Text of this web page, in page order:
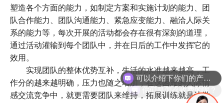
塑造各个方面的能力，如制定方案和实施计划的能力、团
队合作能力、团队沟通能力、紧急应变能力、融洽人际关
系的能力等，每次开展的活动都会存在很有深刻的道理，
通过活动灌输到每个团队中，并在日后的工作中发挥它的
效用。
实现团队的整体优势互补，生活的水准越来越高，工
作分的越来越明确，压力也随之增加，在这困难的人际情
感交流竞争中，就更需要团队来维持，拓展训练就是让学
可以介绍下你们的产品么？
你们是怎么收费的呢？